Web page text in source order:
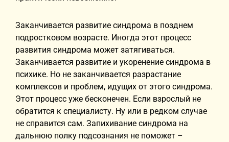
Заканчивается развитие синдрома в позднем
подростковом возрасте. Иногда этот процесс
развития синдрома может затягиваться.
Заканчивается развитие и укоренение синдрома в
психике. Но не заканчивается разрастание
комплексов и проблем, идущих от этого синдрома.
Этот процесс уже бесконечен. Если взрослый не
обратится к специалисту. Ну или в редком случае
не справится сам. Запихивание синдрома на
дальнюю полку подсознания не поможет –